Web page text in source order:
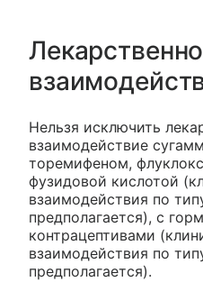
Нельзя исключить
взаимодействие
торемифеном,
фузидовой кислотой
взаимодействия по
предполагается), с
контрацептивами
взаимодействия по
предполагается).